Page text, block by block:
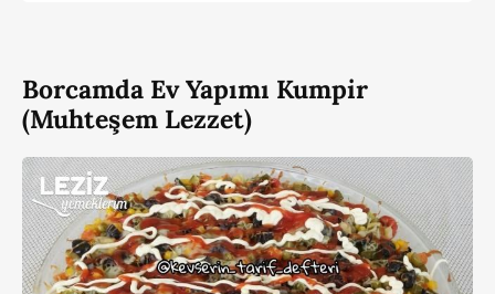
Borcamda Ev Yapımı Kumpir
(Muhteşem Lezzet)